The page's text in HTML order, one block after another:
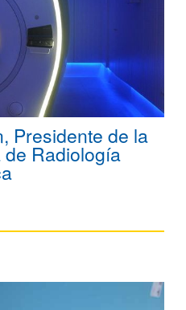
Presidente de la
Radiología